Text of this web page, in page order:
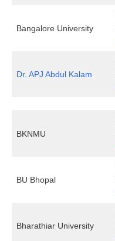
Bangalore University
Dr. APJ Abdul Kalam
BKNMU
BU Bhopal
Bharathiar University